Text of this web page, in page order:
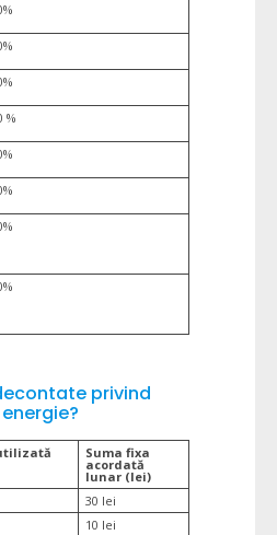
%
privind
Suma fixa
acordată
lunar (lei)
30 lei
10 lei